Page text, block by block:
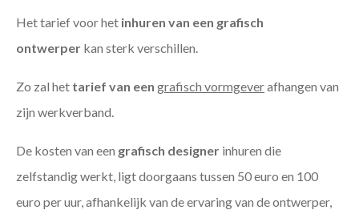
Het tarief voor het inhuren van een grafisch
ontwerper kan sterk verschillen.
Zo zal het tarief van een grafisch vormgeverafhangen van
zijn werkverband.
De kosten van een grafisch designer inhuren die
zelfstandig werkt, ligt doorgaans tussen 50 euro en 100
euro per uur, afhankelijk van de ervaring van de ontwerper,